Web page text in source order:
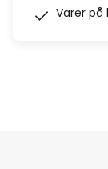
Varer på